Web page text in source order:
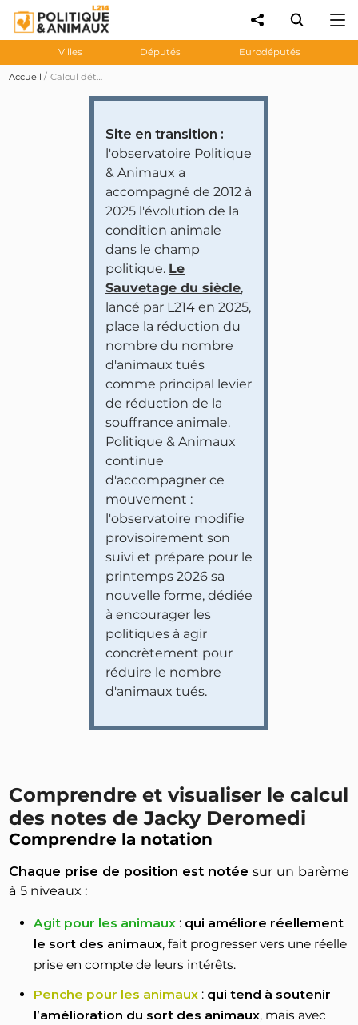
Villes Députés Eurodéputés
Accueil Calcul détaillé des notes
Site en transition :
l'observatoire Politique
& Animaux a
accompagné de 2012 à
2025 l'évolution de la
condition animale
dans le champ
politique. Le
Sauvetage du siècle,
lancé par L214 en 2025,
place la réduction du
nombre du nombre
d'animaux tués
comme principal levier
de réduction de la
souffrance animale.
Politique & Animaux
continue
d'accompagner ce
mouvement :
l'observatoire modifie
provisoirement son
suivi et prépare pour le
printemps 2026 sa
nouvelle forme, dédiée
à encourager les
politiques à agir
concrètement pour
réduire le nombre
d'animaux tués.
Comprendre et visualiser le calcul
des notes de Jacky Deromedi
Comprendre la notation
Chaque prise de position est notée sur un barème
à 5 niveaux :
Agit pour les animaux : qui améliore réellement
le sort des animaux, fait progresser vers une réelle
prise en compte de leurs intérêts.
Penche pour les animaux : qui tend à soutenir
l’amélioration du sort des animaux, mais avec